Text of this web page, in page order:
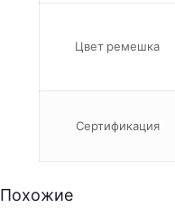
Цвет ремешка
Сертификация
Похожие